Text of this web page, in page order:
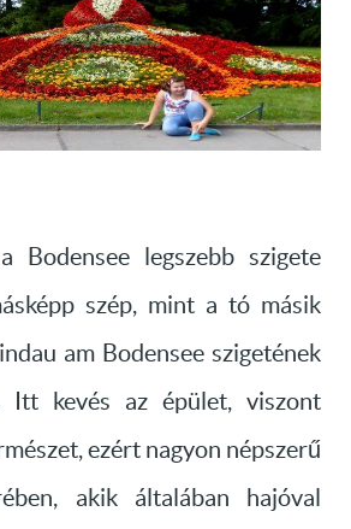
Bodensee legszebb szigete
szép, mint a tó másik
am Bodensee szigetének
Itt kevés az épület, viszont
ezért nagyon népszerű
akik általában hajóval